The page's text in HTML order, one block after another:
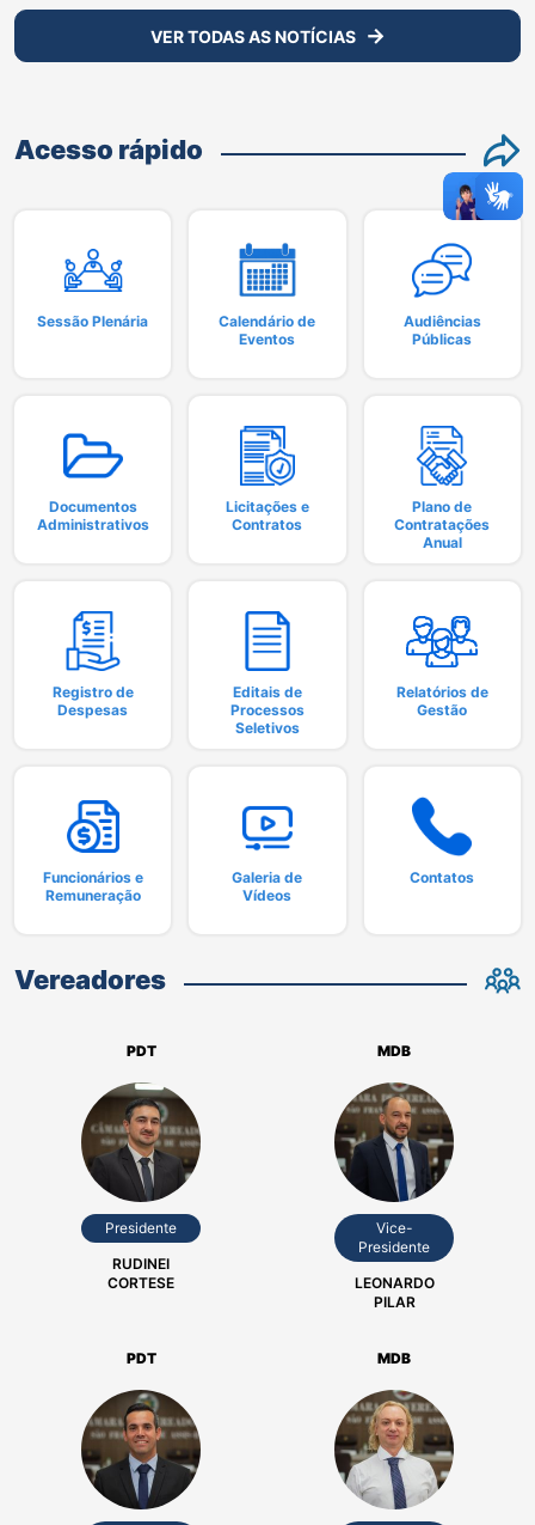
VER TODAS AS NOTÍCIAS
Acesso rápido
Sessão Plenária
Calendário de
Eventos
Audiências
Públicas
Documentos
Administrativos
Licitações e
Contratos
Plano de
Contratações
Anual
Registro de
Despesas
Editais de
Processos
Seletivos
Relatórios de
Gestão
Funcionários e
Remuneração
Galeria de
Vídeos
Contatos
Vereadores
PDT
Presidente
RUDINEI
CORTESE
MDB
Vice-
Presidente
LEONARDO
PILAR
PDT MDB